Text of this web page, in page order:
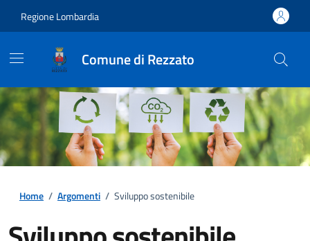
Regione Lombardia
Comune di Rezzato
Home / Argomenti / Sviluppo sostenibile